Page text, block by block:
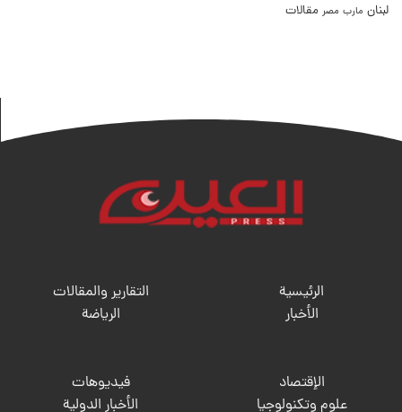
لبنان مارب مصر مقالات
الرئيسية
الأخبار
التقارير والمقالات
الریاضة
الإقتصاد
علوم وتكنولوجيا
فيديوهات
الأخبار الدولية